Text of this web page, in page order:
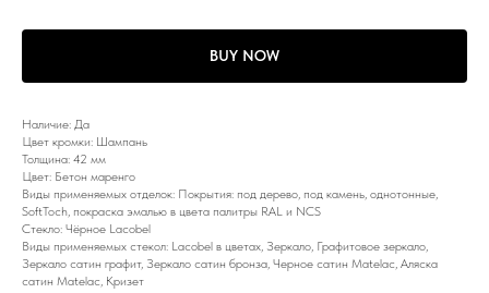
BUY NOW
Наличие: Да
Цвет кромки: Шампань
Толщина: 42 мм
Цвет: Бетон маренго
Виды применяемых отделок: Покрытия: под дерево, под камень, однотонные,
SoftToch, покраска эмалью в цвета палитры RAL и NCS
Стекло: Чёрное Lacobel
Виды применяемых стекол: Lacobel в цветах, Зеркало, Графитовое зеркало,
Зеркало сатин графит, Зеркало сатин бронза, Черное сатин Matelac, Аляска
сатин Matelac, Кризет